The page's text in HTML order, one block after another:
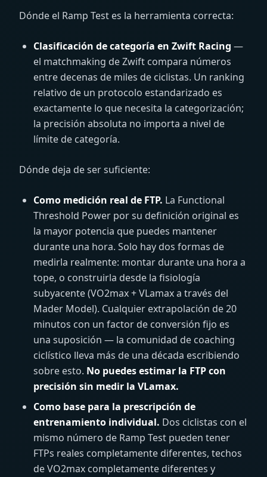
Dónde el Ramp Test es la herramienta correcta:
Clasificación de categoría en Zwift Racing —
el matchmaking de Zwift compara números
entre decenas de miles de ciclistas. Un ranking
relativo de un protocolo estandarizado es
exactamente lo que necesita la categorización;
la precisión absoluta no importa a nivel de
límite de categoría.
Dónde deja de ser suficiente:
Como medición real de FTP. La Functional
Threshold Power por su definición original es
la mayor potencia que puedes mantener
durante una hora. Solo hay dos formas de
medirla realmente: montar durante una hora a
tope, o construirla desde la fisiología
subyacente (VO2max + VLamax a través del
Mader Model). Cualquier extrapolación de 20
minutos con un factor de conversión fijo es
una suposición — la comunidad de coaching
ciclístico lleva más de una década escribiendo
sobre esto. No puedes estimar la FTP con
precisión sin medir la VLamax.
Como base para la prescripción de
entrenamiento individual. Dos ciclistas con el
mismo número de Ramp Test pueden tener
FTPs reales completamente diferentes, techos
de VO2max completamente diferentes y